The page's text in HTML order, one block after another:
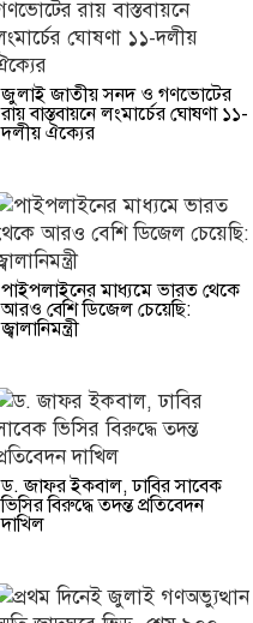
জুলাই জাতীয় সনদ ও গণভোটের
রায় বাস্তবায়নে লংমার্চের ঘোষণা ১১-
দলীয় ঐক্যের
পাইপলাইনের মাধ্যমে ভারত থেকে
আরও বেশি ডিজেল চেয়েছি:
জ্বালানিমন্ত্রী
ড. জাফর ইকবাল, ঢাবির সাবেক
ভিসির বিরুদ্ধে তদন্ত প্রতিবেদন
দাখিল